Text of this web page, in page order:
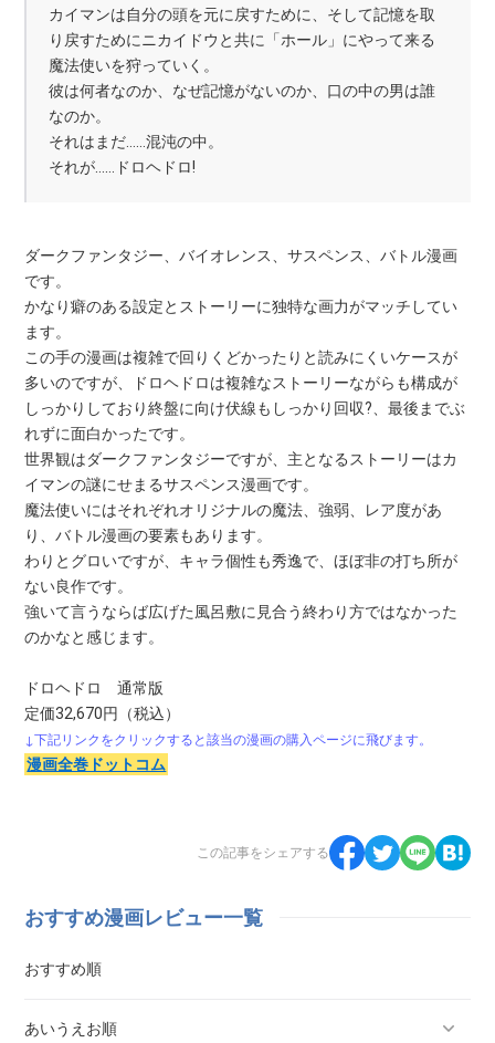
カイマンは自分の頭を元に戻すために、そして記憶を取
り戻すためにニカイドウと共に「ホール」にやって来る
魔法使いを狩っていく。
彼は何者なのか、なぜ記憶がないのか、口の中の男は誰
なのか。
それはまだ……混沌の中。
それが……ドロヘドロ!
ダークファンタジー、バイオレンス、サスペンス、バトル漫画
です。
かなり癖のある設定とストーリーに独特な画力がマッチしてい
ます。
この手の漫画は複雑で回りくどかったりと読みにくいケースが
多いのですが、ドロヘドロは複雑なストーリーながらも構成が
しっかりしており終盤に向け伏線もしっかり回収?、最後までぶ
れずに面白かったです。
世界観はダークファンタジーですが、主となるストーリーはカ
イマンの謎にせまるサスペンス漫画です。
魔法使いにはそれぞれオリジナルの魔法、強弱、レア度があ
り、バトル漫画の要素もあります。
わりとグロいですが、キャラ個性も秀逸で、ほぼ非の打ち所が
ない良作です。
強いて言うならば広げた風呂敷に見合う終わり方ではなかった
のかなと感じます。
ドロヘドロ 通常版
定価32,670円（税込）
↓下記リンクをクリックすると該当の漫画の購入ページに飛びます。
漫画全巻ドットコム
この記事をシェアする
おすすめ漫画レビュー一覧
おすすめ順
あいうえお順